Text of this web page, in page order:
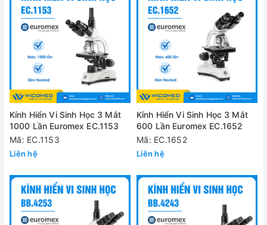
Kính Hiển Vi Sinh Học 3 Mắt
1000 Lần Euromex EC.1153
Mã: EC.1153
Liên hệ
Kính Hiển Vi Sinh Học 3 Mắt
600 Lần Euromex EC.1652
Mã: EC.1652
Liên hệ